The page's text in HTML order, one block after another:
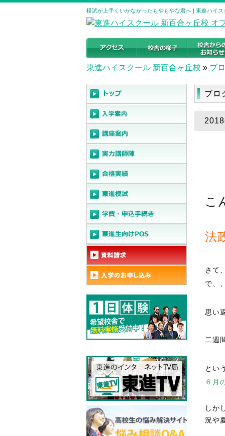
模試が上手くいかなかったもやもやな君へ | 東進ハイ
東進ハイスクール 新百合ヶ丘校 » ブ
ブロ
こ
法
さて
で、
思い
二週
とい
６月
しか
況や